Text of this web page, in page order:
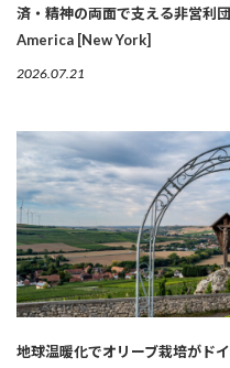
済・精神の両面で支える非営利
America [New York]
2026.07.21
地球温暖化でオリーブ栽培がド